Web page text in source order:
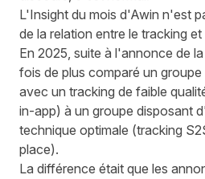
L'Insight du mois d'Awin n'est
de la relation entre le tracking
En 2025, suite à l'annonce de
fois de plus comparé un
avec un tracking de faible
in-app) à un groupe disposant
technique optimale (tracking
place).
La différence était que les